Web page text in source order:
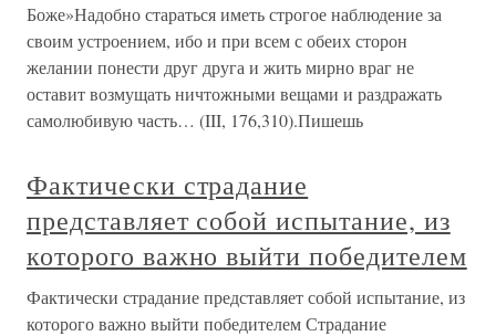
Боже»Надобно стараться иметь строгое наблюдение за
своим устроением, ибо и при всем с обеих сторон
желании понести друг друга и жить мирно враг не
оставит возмущать ничтожными вещами и раздражать
самолюбивую часть… (III, 176,310).Пишешь
Фактически страдание
представляет собой испытание, из
которого важно выйти победителем
Фактически страдание представляет собой испытание, из
которого важно выйти победителем Страдание